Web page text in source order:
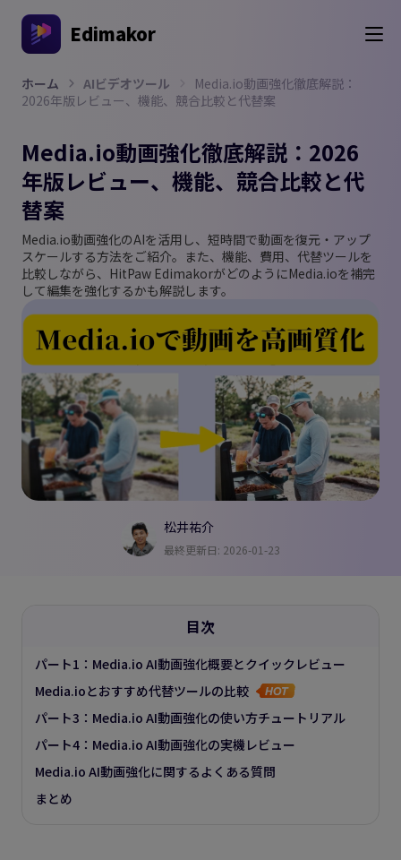
Edimakor
ホーム AIビデオツール
Media.io動画強化徹底解説：
2026年版レビュー、機能、競合比較と代替案
Media.io動画強化徹底解説：2026
年版レビュー、機能、競合比較と代
替案
Media.io動画強化のAIを活用し、短時間で動画を復元・アップ
スケールする方法をご紹介。また、機能、費用、代替ツールを
比較しながら、HitPaw EdimakorがどのようにMedia.ioを補完
して編集を強化するかも解説します。
松井祐介
最終更新日: 2026-01-23
目次
パート1：Media.io AI動画強化概要とクイックレビュー
Media.ioとおすすめ代替ツールの比較
パート3：Media.io AI動画強化の使い方チュートリアル
パート4：Media.io AI動画強化の実機レビュー
Media.io AI動画強化に関するよくある質問
まとめ